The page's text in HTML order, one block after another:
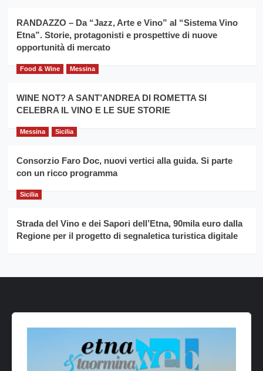
Franco
Caruso
RANDAZZO – Da “Jazz, Arte e Vino” al “Sistema Vino
Etna”. Storie, protagonisti e prospettive di nuove
opportunità di mercato
Food & Wine Messina
WINE NOT? A SANT’ANDREA DI ROMETTA SI
CELEBRA IL VINO E LE SUE STORIE
Messina Sicilia
Consorzio Faro Doc, nuovi vertici alla guida. Si parte
con un ricco programma
Sicilia
Strada del Vino e dei Sapori dell’Etna, 90mila euro dalla
Regione per il progetto di segnaletica turistica digitale